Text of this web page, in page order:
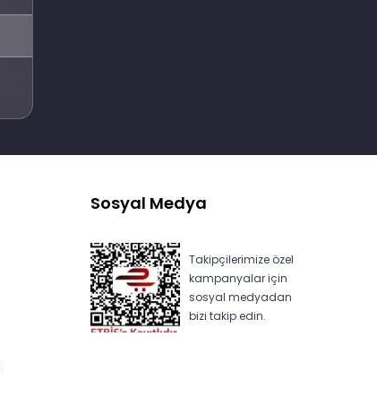
Sosyal Medya
Takipçilerimize özel
kampanyalar için
sosyal medyadan
bizi takip edin.